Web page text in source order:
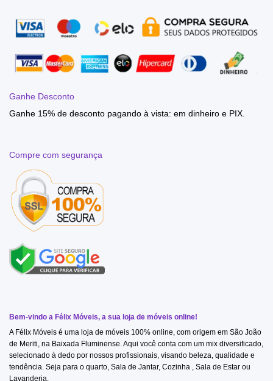
Ganhe Desconto
Ganhe 15% de desconto pagando à vista: em dinheiro e PIX.
Compre com segurança
Bem-vindo a Félix Móveis, a sua loja de móveis online!
A Félix Móveis é uma loja de móveis 100% online, com origem em São João
de Meriti, na Baixada Fluminense. Aqui você conta com um mix diversificado,
selecionado à dedo por nossos profissionais, visando beleza, qualidade e
tendência. Seja para o quarto, Sala de Jantar, Cozinha , Sala de Estar ou
Lavanderia.